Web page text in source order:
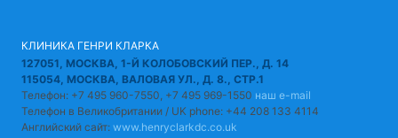
КЛИНИКА ГЕНРИ КЛАРКА
127051, МОСКВА, 1-Й КОЛОБОВСКИЙ ПЕР., Д. 14
115054, МОСКВА, ВАЛОВАЯ УЛ., Д. 8., СТР.1
Телефон: +7 495 960-7550, +7 495 969-1550 наш e-mail
Телефон в Великобритании / UK phone: +44 208 133 4114
Английский сайт: www.henryclarkdc.co.uk